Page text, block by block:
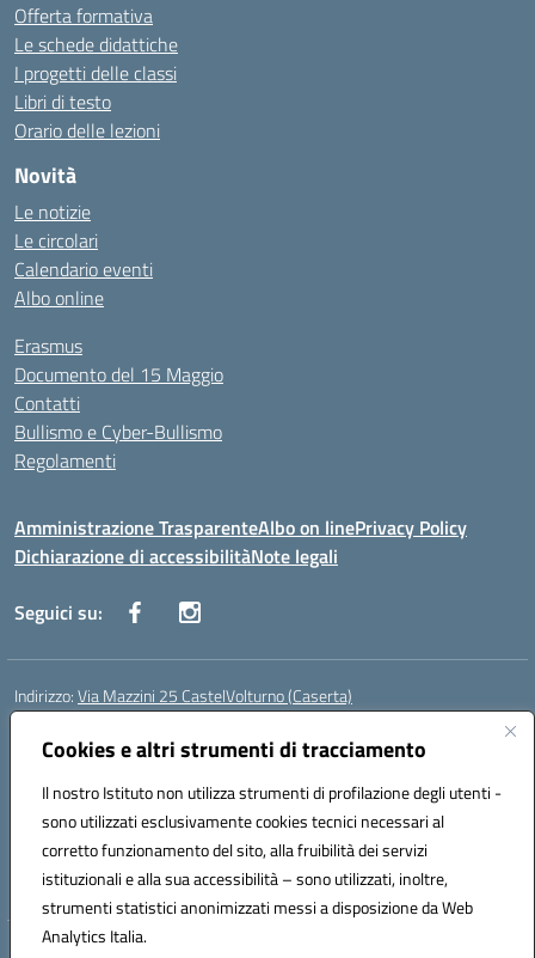
Cookies e altri strumenti di tracciamento
Il nostro Istituto non utilizza strumenti di profilazione degli utenti -
sono utilizzati esclusivamente cookies tecnici necessari al
corretto funzionamento del sito, alla fruibilità dei servizi
istituzionali e alla sua accessibilità – sono utilizzati, inoltre,
strumenti statistici anonimizzati messi a disposizione da Web
Analytics Italia.
Offerta formativa
Le schede didattiche
I progetti delle classi
Libri di testo
Orario delle lezioni
Novità
Le notizie
Le circolari
Calendario eventi
Albo online
Erasmus
Documento del 15 Maggio
Contatti
Bullismo e Cyber-Bullismo
Regolamenti
Amministrazione TrasparenteAlbo on linePrivacy Policy
Dichiarazione di accessibilitàNote legali
Seguici su:
Indirizzo:Via Mazzini 25 CastelVolturno (Caserta)
Centralino:
Posta elettronica certificata (PEC):ceis014005@pec.istruzione.it
Codice fiscale: 93063510619
Codice meccanografico:CEIS014005
Codice Indice delle Pubbliche Amministrazioni (IPA): istsc_ceis014005
Codice unico di fatturazione (CUF): UOU8EW